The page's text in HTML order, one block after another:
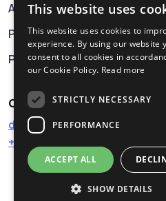
Aviso legal
Política de privacidad
Política de cookies
Contáctanos
digital-label@obalestudi.com
+34 93 818 32 89
© Todos los derechos reservados.
This website uses
This website uses cookies to
experience. By using our website
consent to all cookies in
our Cookie Policy. Read more
STRICTLY NECESSARY
PERFORMANCE
ACCEPT ALL
SHOW DETAILS